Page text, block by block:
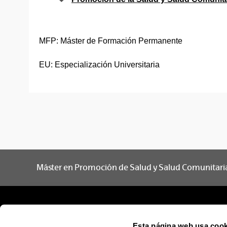
MFP: Máster de Formación Permanente
EU: Especialización Universitaria
Máster en Promoción de Salud y Salud